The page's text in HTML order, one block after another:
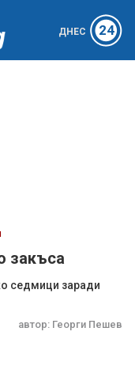
ДНЕС 24
закъса
седмици заради
автор: Георги Пешев